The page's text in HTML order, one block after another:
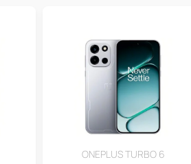
ONEPLUS TURBO 6